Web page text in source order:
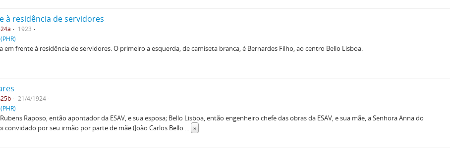
à residência de servidores
1923
em frente à residência de servidores. O primeiro a esquerda, de camiseta branca, é Bernardes Filho, ao centro Bello Lisboa.
21/4/1924
Raposo, então apontador da ESAV, e sua esposa; Bello Lisboa, então engenheiro chefe das obras da ESAV, e sua mãe, a Senhora Anna do
convidado por seu irmão por parte de mãe (João Carlos Bello ... »